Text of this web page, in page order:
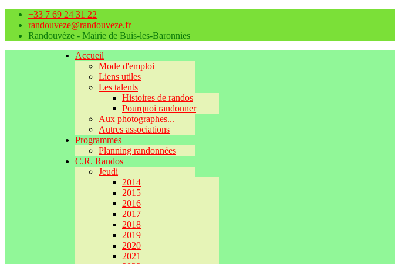
+33 7 69 24 31 22
randouveze@randouveze.fr
Randouvèze - Mairie de Buis-les-Baronnies
Accueil
Mode d'emploi
Liens utiles
Les talents
Histoires de randos
Pourquoi randonner
Aux photographes...
Autres associations
Programmes
Planning randonnées
C.R. Randos
Jeudi
2014
2015
2016
2017
2018
2019
2020
2021